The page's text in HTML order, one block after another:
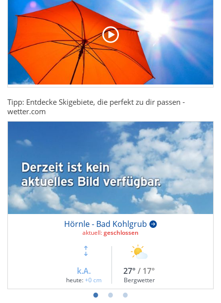
Tipp: Entdecke Skigebiete, die perfekt zu dir passen -
wetter.com
Hörnle - Bad Kohlgrub
aktuell:geschlossen
k.A.
heute:+0 cm
27° / 17°
Bergwetter